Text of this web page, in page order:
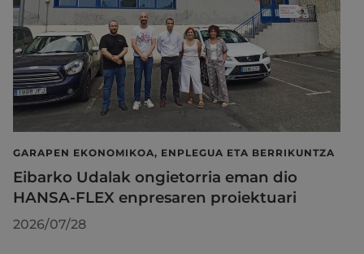
GARAPEN EKONOMIKOA, ENPLEGUA ETA BERRIKUNTZA
Eibarko Udalak ongietorria eman dio
HANSA-FLEX enpresaren proiektuari
2026/07/28